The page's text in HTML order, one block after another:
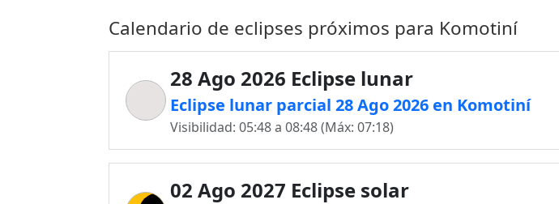
Calendario de eclipses próximos para Komotiní
28 Ago 2026 Eclipse lunar
Eclipse lunar parcial 28 Ago 2026 en Komotiní
Visibilidad: 05:48 a 08:48 (Máx: 07:18)
02 Ago 2027 Eclipse solar